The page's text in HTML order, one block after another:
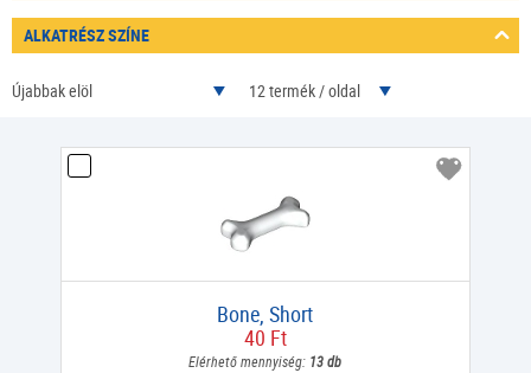
ALKATRÉSZ SZÍNE
Újabbak elöl 12 termék / oldal
Bone, Short
40 Ft
Elérhető mennyiség: 13 db